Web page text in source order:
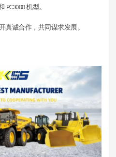
PC3000机型。
真诚合作，共同谋求发展。